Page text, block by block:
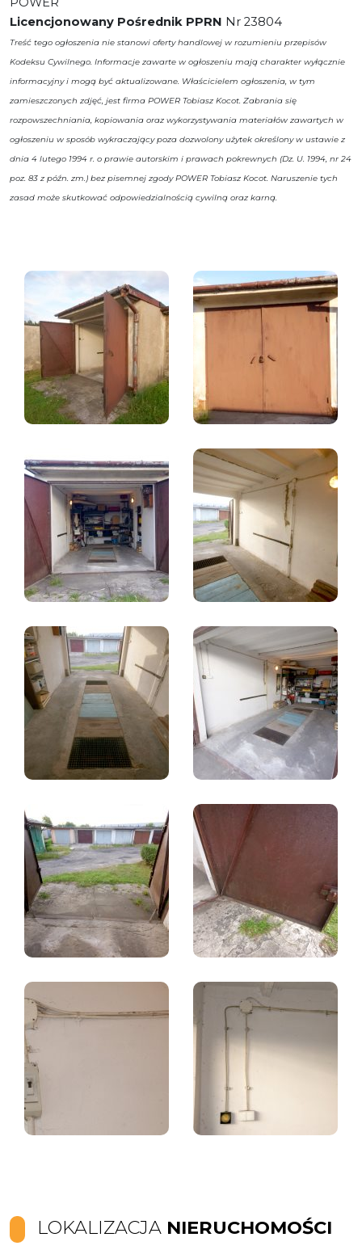
Licencjonowany Pośrednik PPRN Nr 23804
Treść tego ogłoszenia nie stanowi oferty handlowej w rozumieniu przepisów
Kodeksu Cywilnego. Informacje zawarte w ogłoszeniu mają charakter wyłącznie
informacyjny i mogą być aktualizowane. Właścicielem ogłoszenia, w tym
zamieszczonych zdjęć, jest firma POWER Tobiasz Kocot. Zabrania się
rozpowszechniania, kopiowania oraz wykorzystywania materiałów zawartych w
ogłoszeniu w sposób wykraczający poza dozwolony użytek określony w ustawie z
dnia 4 lutego 1994 r. o prawie autorskim i prawach pokrewnych (Dz. U. 1994, nr 24
poz. 83 z późn. zm.) bez pisemnej zgody POWER Tobiasz Kocot. Naruszenie tych
zasad może skutkować odpowiedzialnością cywilną oraz karną.
LOKALIZACJA NIERUCHOMOŚCI